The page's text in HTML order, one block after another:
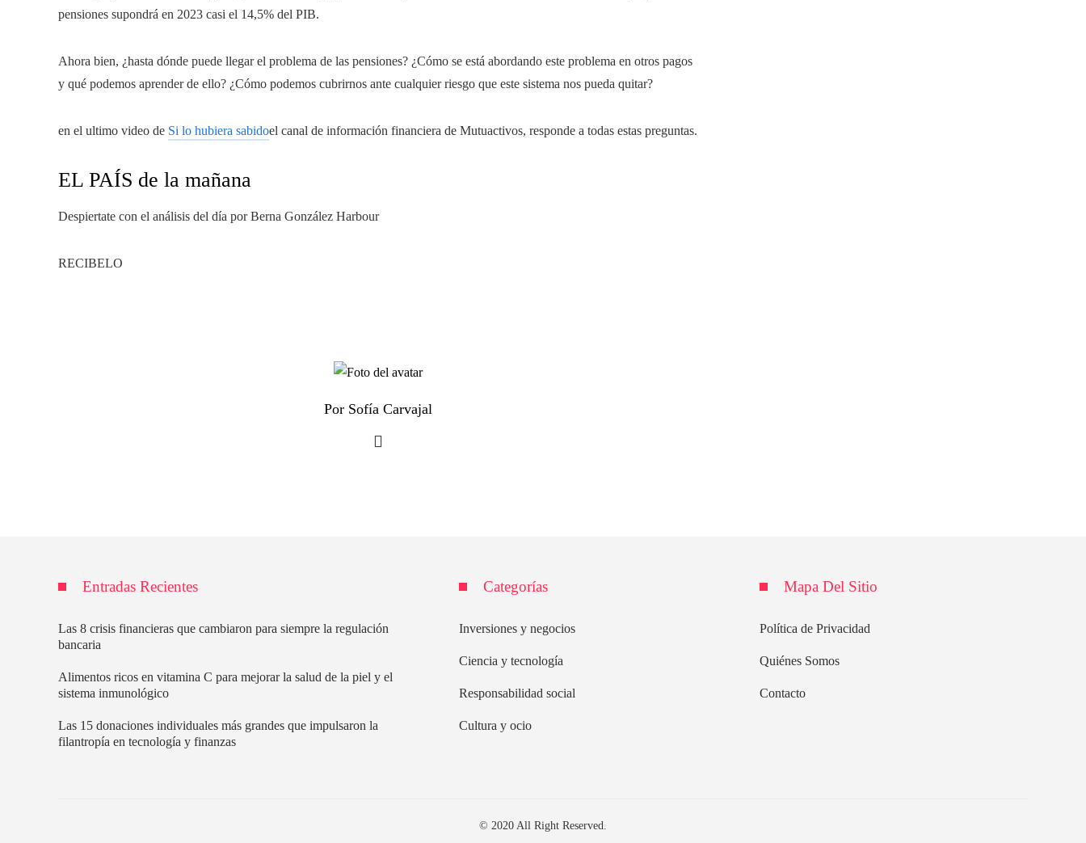
pensiones supondrá en 2023 casi el 14,5% del PIB.
Ahora bien, ¿hasta dónde puede llegar el problema de las pensiones? ¿Cómo se está abordando este problema en otros pagos
y qué podemos aprender de ello? ¿Cómo podemos cubrirnos ante cualquier riesgo que este sistema nos pueda quitar?
en el ultimo video de Si lo hubiera sabidoel canal de información financiera de Mutuactivos, responde a todas estas preguntas.
EL PAÍS de la mañana
Despiertate con el análisis del día por Berna González Harbour
RECIBELO
Por Sofía Carvajal
Entradas Recientes
Las 8 crisis financieras que cambiaron para siempre la regulación
bancaria
Alimentos ricos en vitamina C para mejorar la salud de la piel y el
sistema inmunológico
Las 15 donaciones individuales más grandes que impulsaron la
filantropía en tecnología y finanzas
Categorías
Inversiones y negocios
Ciencia y tecnología
Responsabilidad social
Cultura y ocio
Mapa Del Sitio
Política de Privacidad
Quiénes Somos
Contacto
© 2020 All Right Reserved.